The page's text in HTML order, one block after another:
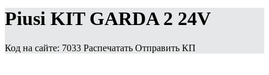
Piusi KIT GARDA 2 24V
Код на сайте: 7033 Распечатать Отправить КП